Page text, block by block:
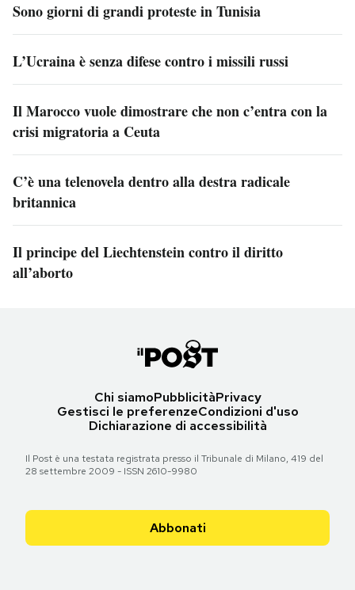
Sono giorni di grandi proteste in Tunisia
L’Ucraina è senza difese contro i missili russi
Il Marocco vuole dimostrare che non c’entra con la
crisi migratoria a Ceuta
C’è una telenovela dentro alla destra radicale
britannica
Il principe del Liechtenstein contro il diritto
all’aborto
Chi siamoPubblicitàPrivacy
Gestisci le preferenzeCondizioni d'uso
Dichiarazione di accessibilità
Il Post è una testata registrata presso il Tribunale di Milano, 419 del
28 settembre 2009 - ISSN 2610-9980
Abbonati